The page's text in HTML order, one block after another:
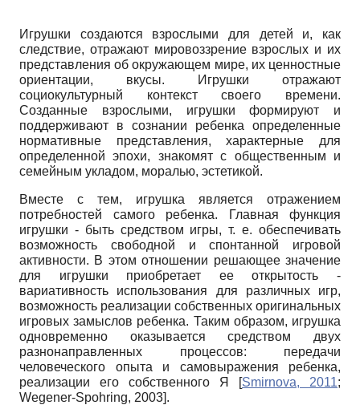
Игрушки создаются взрослыми для детей и, как
следствие, отражают мировоззрение взрослых и их
представления об окружающем мире, их ценностные
ориентации, вкусы. Игрушки отражают
социокультурный контекст своего времени.
Созданные взрослыми, игрушки формируют и
поддерживают в сознании ребенка определенные
нормативные представления, характерные для
определенной эпохи, знакомят с общественным и
семейным укладом, моралью, эстетикой.
Вместе с тем, игрушка является отражением
потребностей самого ребенка. Главная функция
игрушки - быть средством игры, т. е. обеспечивать
возможность свободной и спонтанной игровой
активности. В этом отношении решающее значение
для игрушки приобретает ее открытость -
вариативность использования для различных игр,
возможность реализации собственных оригинальных
игровых замыслов ребенка. Таким образом, игрушка
одновременно оказывается средством двух
разнонаправленных процессов: передачи
человеческого опыта и самовыражения ребенка,
реализации его собственного Я
[Smirnova, 2011;
Wegener-Spohring, 2003].